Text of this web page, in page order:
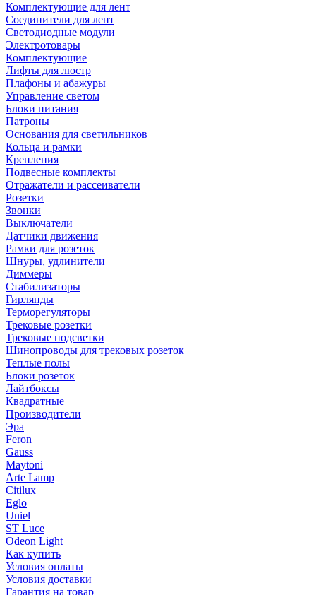
Комплектующие для лент
Соединители для лент
Светодиодные модули
Электротовары
Комплектующие
Лифты для люстр
Плафоны и абажуры
Управление светом
Блоки питания
Патроны
Основания для светильников
Кольца и рамки
Крепления
Подвесные комплекты
Отражатели и рассеиватели
Розетки
Звонки
Выключатели
Датчики движения
Рамки для розеток
Шнуры, удлинители
Диммеры
Стабилизаторы
Гирлянды
Терморегуляторы
Трековые розетки
Трековые подсветки
Шинопроводы для трековых розеток
Теплые полы
Блоки розеток
Лайтбоксы
Квадратные
Производители
Эра
Feron
Gauss
Maytoni
Arte Lamp
Citilux
Eglo
Uniel
ST Luce
Odeon Light
Как купить
Условия оплаты
Условия доставки
Гарантия на товар